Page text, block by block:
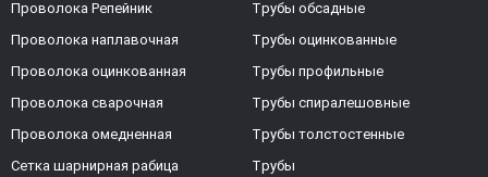
Проволока Репейник
Проволока наплавочная
Проволока оцинкованная
Проволока сварочная
Проволока омедненная
Сетка шарнирная рабица
Трубы обсадные
Трубы оцинкованные
Трубы профильные
Трубы спиралешовные
Трубы толстостенные
Трубы